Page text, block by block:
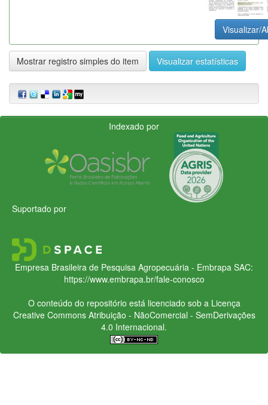
Visualizar/
Mostrar registro simples do item Visualizar estatísticas
Indexado por
Suportado por
Empresa Brasileira de Pesquisa Agropecuária - Embrapa SAC:
https://www.embrapa.br/fale-conosco
O conteúdo do repositório está licenciado sob a Licença
Creative CommonsAtribuição - NãoComercial - SemDerivações
4.0 Internacional.